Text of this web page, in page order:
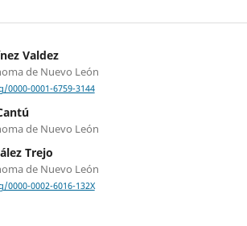
Valdez
de Nuevo León
0001-6759-3144
de Nuevo León
Trejo
de Nuevo León
0002-6016-132X